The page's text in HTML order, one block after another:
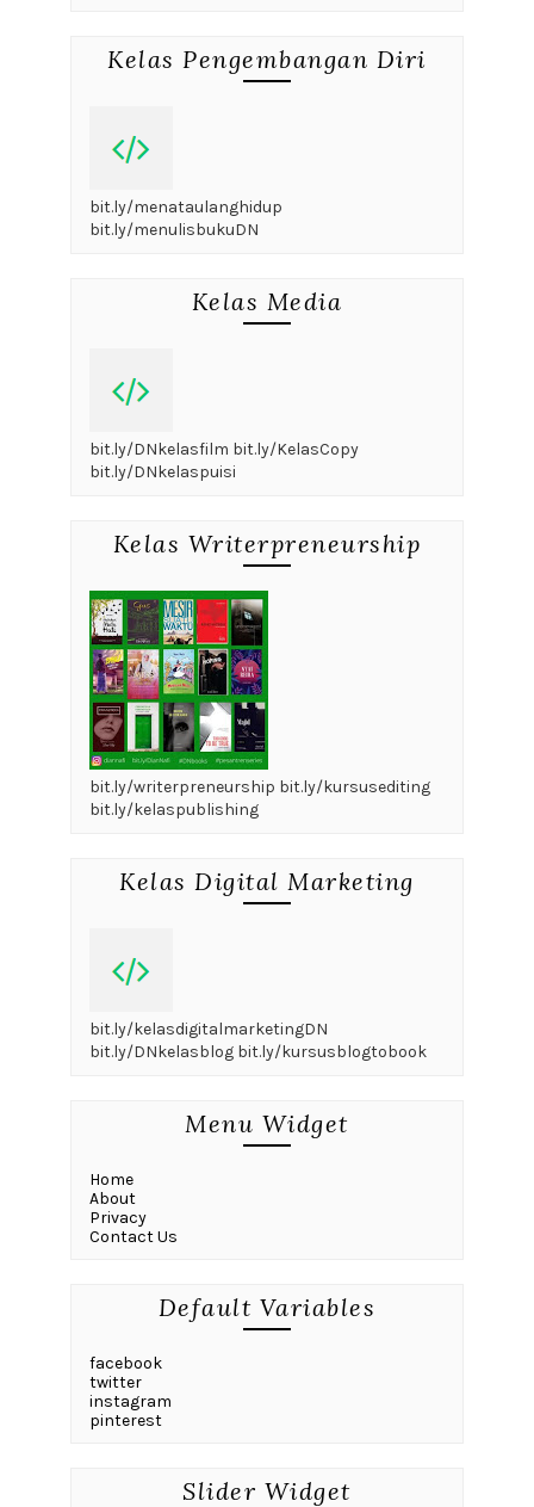
Kelas Pengembangan Diri
bit.ly/menataulanghidup
bit.ly/menulisbukuDN
Kelas Media
bit.ly/DNkelasfilm bit.ly/KelasCopy
bit.ly/DNkelaspuisi
Kelas Writerpreneurship
bit.ly/writerpreneurship bit.ly/kursusediting
bit.ly/kelaspublishing
Kelas Digital Marketing
bit.ly/kelasdigitalmarketingDN
bit.ly/DNkelasblog bit.ly/kursusblogtobook
Menu Widget
Home
About
Privacy
Contact Us
Default Variables
facebook
twitter
instagram
pinterest
Slider Widget